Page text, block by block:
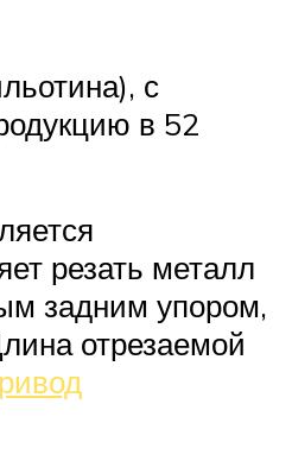
с
в 52
резать металл
задним упором,
отрезаемой